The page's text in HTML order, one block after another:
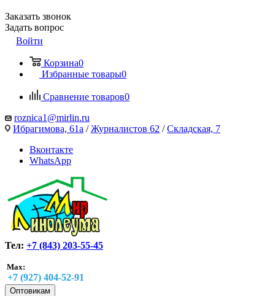
Заказать звонок
Задать вопрос
Войти
Корзина0
Избранные товары0
Сравнение товаров0
roznica1@mirlin.ru
Ибрагимова, 61а /Журналистов 62 /Складская, 7
Вконтакте
WhatsApp
Тел: +7 (843) 203-55-45
Max:
+7 (927) 404-52-91
Оптовикам